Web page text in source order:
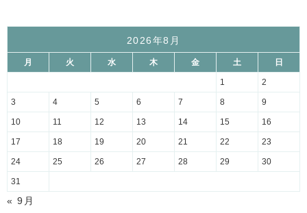
2026年8月
月 火 水 木 金 土 日
1 2
3 4 5 6 7 8 9
10 11 12 13 14 15 16
17 18 19 20 21 22 23
24 25 26 27 28 29 30
31
« 9月